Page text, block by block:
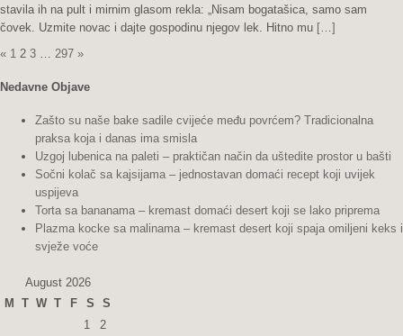
je
jedina
vraća
kamatom
stavila ih na pult i mirnim glasom rekla: „Nisam bogatašica, samo sam
čovek. Uzmite novac i dajte gospodinu njegov lek. Hitno mu […]
Posts
pagination
« 1 2 3 297 »
Nedavne Objave
Zašto su naše bake sadile cvijeće među povrćem? Tradicionalna
praksa koja i danas ima smisla
Uzgoj lubenica na paleti – praktičan način da uštedite prostor u bašti
Sočni kolač sa kajsijama – jednostavan domaći recept koji uvijek
uspijeva
Torta sa bananama – kremast domaći desert koji se lako priprema
Plazma kocke sa malinama – kremast desert koji spaja omiljeni keks i
svježe voće
August 2026
M
T W T F S
S
1
2